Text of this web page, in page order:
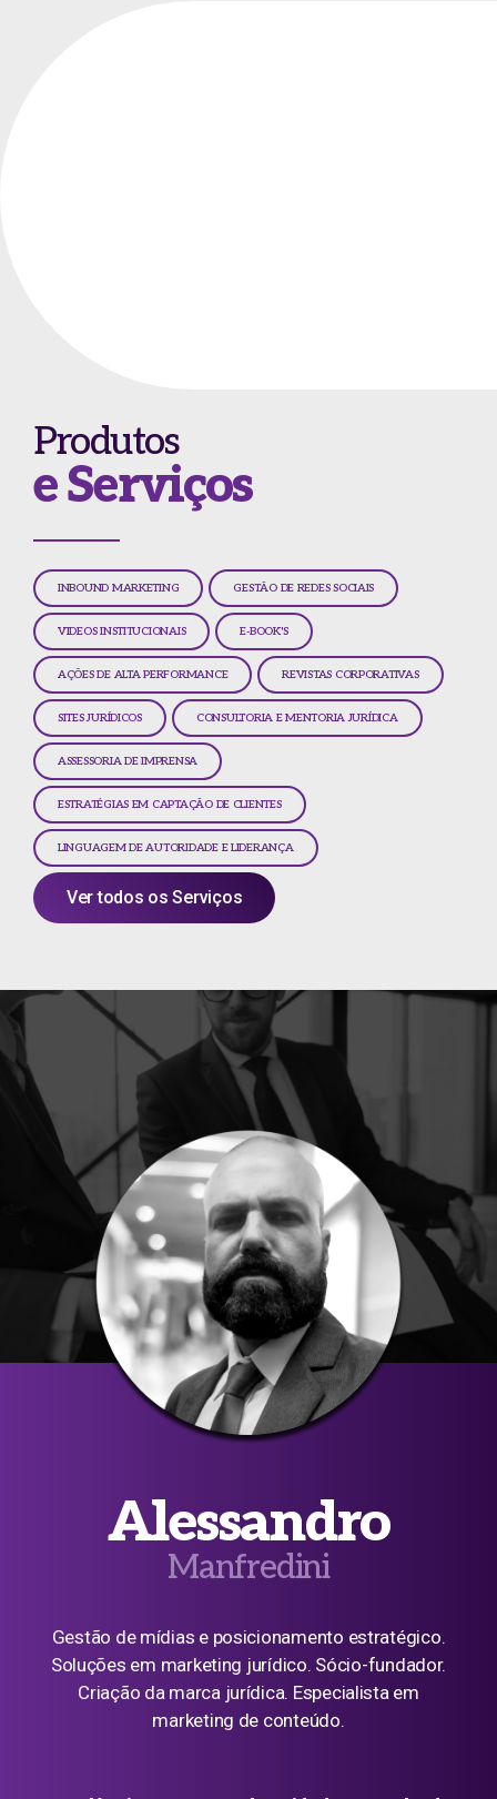
Produtos
e Serviços
INBOUND MARKETING GESTÃO DE REDES SOCIAIS
VIDEOS INSTITUCIONAIS E-BOOK'S
AÇÕES DE ALTA PERFORMANCE REVISTAS CORPORATIVAS
SITES JURÍDICOS CONSULTORIA E MENTORIA JURÍDICA
ASSESSORIA DE IMPRENSA
ESTRATÉGIAS EM CAPTAÇÃO DE CLIENTES
LINGUAGEM DE AUTORIDADE E LIDERANÇA
Ver todos os Serviços
Alessandro
Manfredini
Gestão de mídias e posicionamento estratégico.
Soluções em marketing jurídico. Sócio-fundador.
Criação da marca jurídica. Especialista em
marketing de conteúdo.